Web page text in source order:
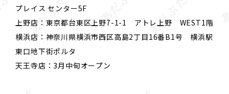
プレイス センター5F
上野店：東京都台東区上野7-1-1 アトレ上野 WEST1階
横浜店：神奈川県横浜市西区高島2丁目16番B1号 横浜駅
東口地下街ポルタ
天王寺店：3月中旬オープン